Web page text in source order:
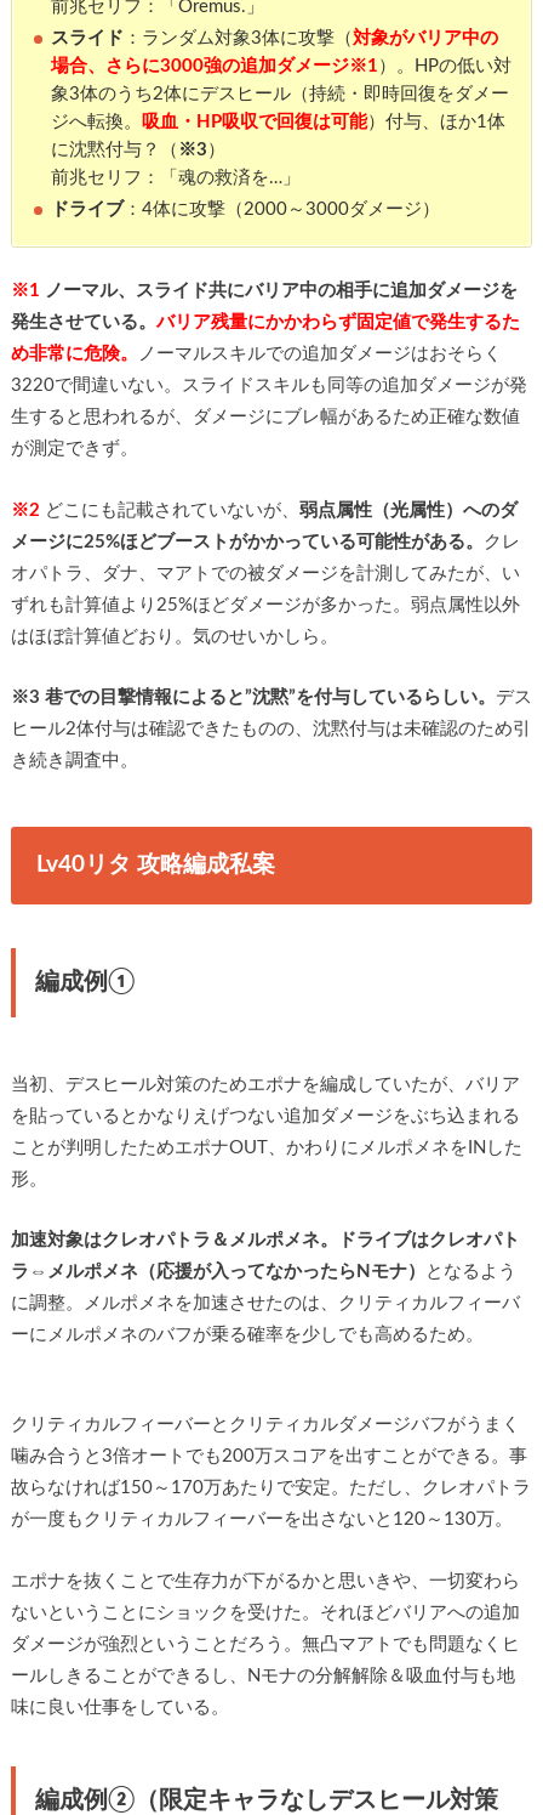
前兆セリフ：「Oremus.」
スライド ：ランダム対象3体に攻撃（対象がバリア中の
場合、さらに3000強の追加ダメージ※1 ）。HPの低い対
象3体のうち2体にデスヒール（持続・即時回復をダメー
ジへ転換。
吸血・HP吸収で回復は可能）付与、ほか1体
に沈黙付与？（ ※3 ）
前兆セリフ：「魂の救済を…」
ドライブ：4体に攻撃（2000～3000ダメージ）
※1 ノーマル、スライド共にバリア中の相手に追加ダメージを
発生させている。バリア残量にかかわらず固定値で発生するた
め非常に危険。
ノーマルスキルでの追加ダメージはおそらく
3220で間違いない。スライドスキルも同等の追加ダメージが発
生すると思われるが、ダメージにブレ幅があるため正確な数値
が測定できず。
※2 どこにも記載されていないが、 弱点属性（光属性）へのダ
メージに25%ほどブーストがかかっている可能性がある。
クレ
オパトラ、ダナ、マアトでの被ダメージを計測してみたが、い
ずれも計算値より25%ほどダメージが多かった。弱点属性以外
はほぼ計算値どおり。気のせいかしら。
※3 巷での目撃情報によると”沈黙”を付与しているらしい。 デス
ヒール2体付与は確認できたものの、沈黙付与は未確認のため引
き続き調査中。
Lv40リタ 攻略編成私案
編成例①
当初、デスヒール対策のためエポナを編成していたが、バリア
を貼っているとかなりえげつない追加ダメージをぶち込まれる
ことが判明したためエポナOUT、かわりにメルポメネをINした
形。
加速対象はクレオパトラ＆メルポメネ。ドライブはクレオパト
ラ⇔メルポメネ（応援が入ってなかったらNモナ）
となるよう
に調整。メルポメネを加速させたのは、クリティカルフィーバ
ーにメルポメネのバフが乗る確率を少しでも高めるため。
クリティカルフィーバーとクリティカルダメージバフがうまく
噛み合うと3倍オートでも200万スコアを出すことができる。事
故らなければ150～170万あたりで安定。ただし、クレオパトラ
が一度もクリティカルフィーバーを出さないと120～130万。
エポナを抜くことで生存力が下がるかと思いきや、一切変わら
ないということにショックを受けた。それほどバリアへの追加
ダメージが強烈ということだろう。無凸マアトでも問題なくヒ
ールしきることができるし、Nモナの分解解除＆吸血付与も地
味に良い仕事をしている。
編成例②（限定キャラなしデスヒール対策